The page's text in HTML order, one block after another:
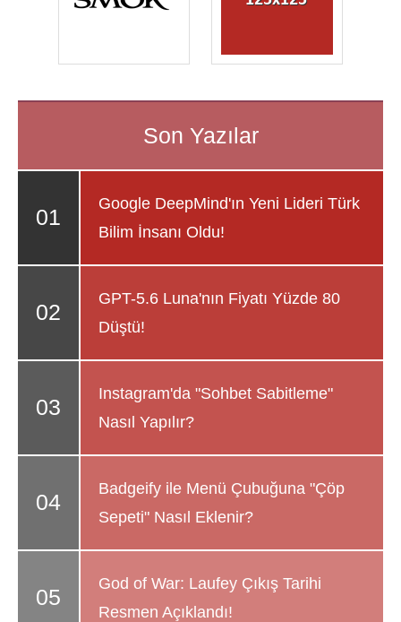
Google DeepMind'ın Yeni Lideri Türk
Bilim İnsanı Oldu!
GPT-5.6 Luna'nın Fiyatı Yüzde 80
Düştü!
Instagram'da "Sohbet Sabitleme"
Nasıl Yapılır?
Badgeify ile Menü Çubuğuna "Çöp
Sepeti" Nasıl Eklenir?
God of War: Laufey Çıkış Tarihi
Resmen Açıklandı!